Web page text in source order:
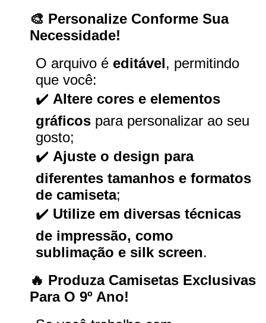
🎨 Personalize Conforme Sua
Necessidade!
O arquivo é editável, permitindo
que você:
✔️ Altere cores e elementos
gráficos para personalizar ao seu
gosto;
✔️ Ajuste o design para
diferentes tamanhos e formatos
de camiseta;
✔️ Utilize em diversas técnicas
de impressão, como
sublimação e silk screen.
🔥 Produza Camisetas Exclusivas
Para O 9º Ano!